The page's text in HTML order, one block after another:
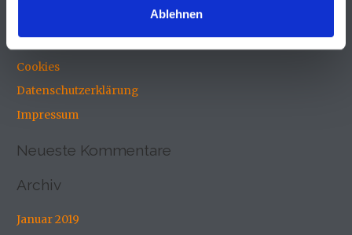
Ablehnen
c
h
n
n
h
Neueste Beiträge
Cookies
Datenschutzerklärung
Impressum
Neueste Kommentare
Archiv
Januar 2019